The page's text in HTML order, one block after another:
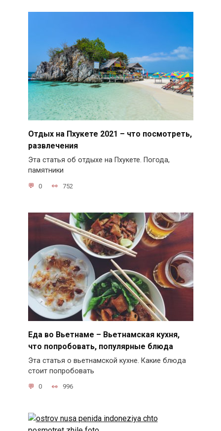
Отдых на Пхукете 2021 – что посмотреть,
развлечения
Эта статья об отдыхе на Пхукете. Погода,
памятники
0 752
Еда во Вьетнаме – Вьетнамская кухня,
что попробовать, популярные блюда
Эта статья о вьетнамской кухне. Какие блюда
стоит попробовать
0 996